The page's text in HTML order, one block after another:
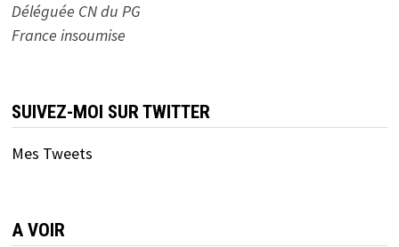
Déléguée CN du PG
France insoumise
SUIVEZ-MOI SUR TWITTER
Mes Tweets
A VOIR